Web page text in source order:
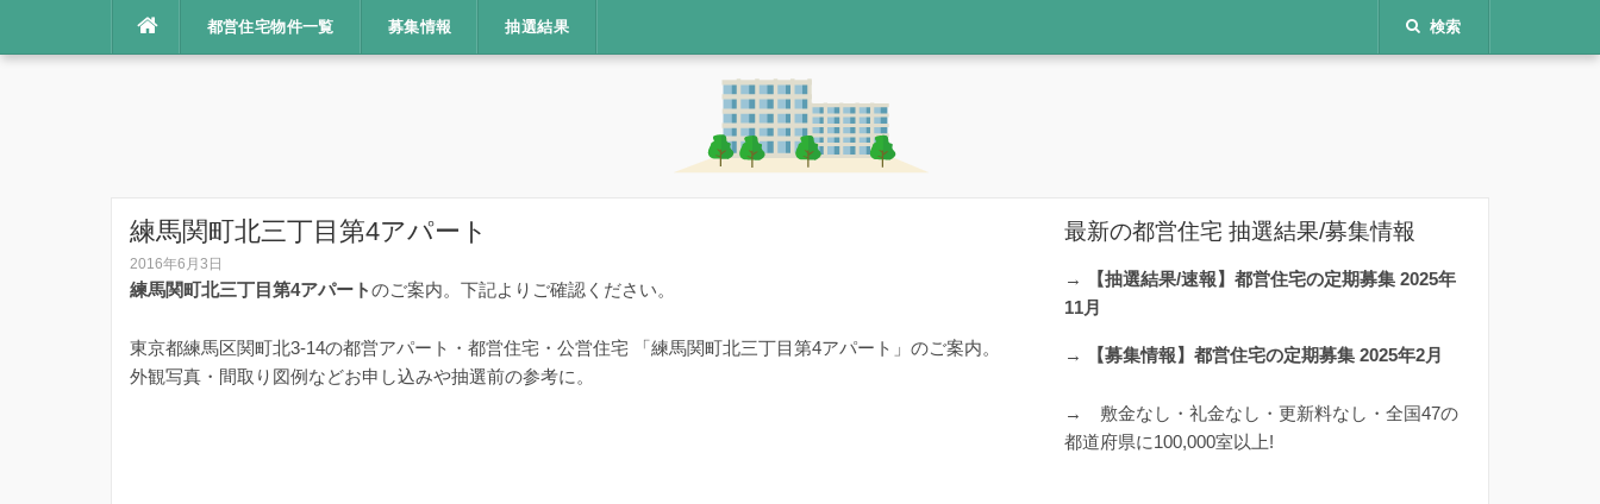
都営住宅物件一覧 募集情報 抽選結果 検索
練馬関町北三丁目第4アパート
2016年6月3日
練馬関町北三丁目第4アパートのご案内。下記よりご確認ください。
東京都練馬区関町北3-14の都営アパート・都営住宅・公営住宅 「練馬関町北三丁目第4アパート」のご案内。
外観写真・間取り図例などお申し込みや抽選前の参考に。
最新の都営住宅 抽選結果/募集情報
→
【抽選結果/速報】都営住宅の定期募集 2025年
11月
→ 【募集情報】都営住宅の定期募集 2025年2月
→ 敷金なし・礼金なし・更新料なし・全国47の
都道府県に100,000室以上!